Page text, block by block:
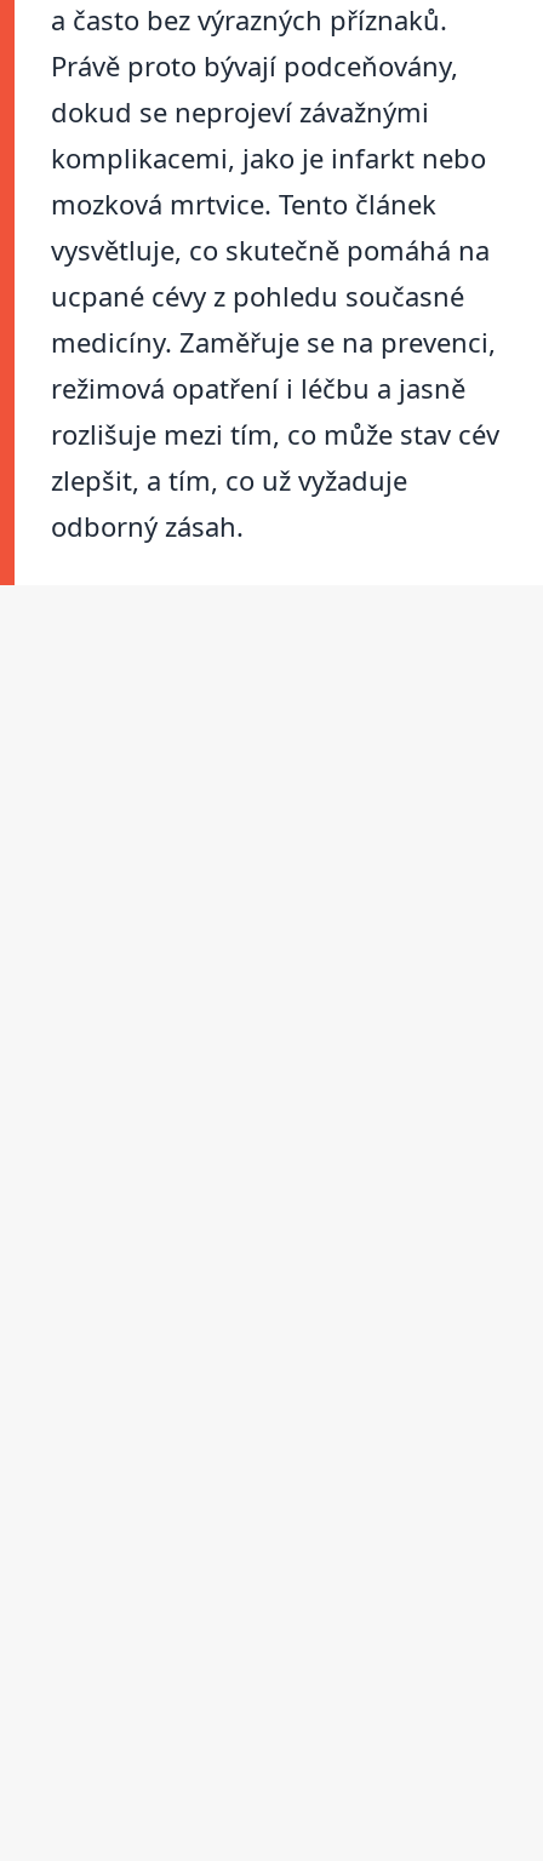
a často bez výrazných příznaků.
Právě proto bývají podceňovány,
dokud se neprojeví závažnými
komplikacemi, jako je infarkt nebo
mozková mrtvice. Tento článek
vysvětluje, co skutečně pomáhá na
ucpané cévy z pohledu současné
medicíny. Zaměřuje se na prevenci,
režimová opatření i léčbu a jasně
rozlišuje mezi tím, co může stav cév
zlepšit, a tím, co už vyžaduje
odborný zásah.